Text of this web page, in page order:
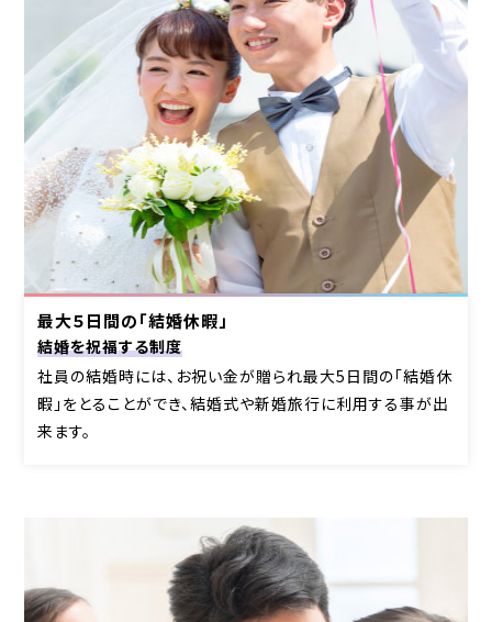
最大５日間の「結婚休暇」
結婚を祝福する制度
社員の結婚時には、お祝い金が贈られ最大5日間の「結婚休
暇」をとることができ、結婚式や新婚旅行に利用する事が出
来ます。